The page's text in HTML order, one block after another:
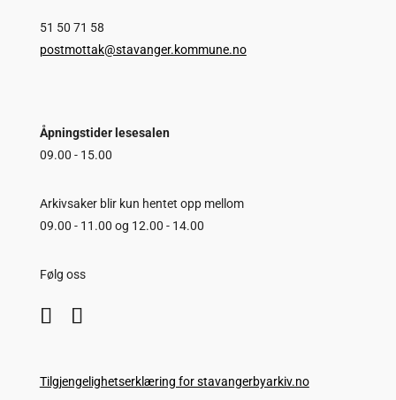
51 50 71 58
postmottak@stavanger.kommune.no
Åpningstider lesesalen
09.00 - 15.00
Arkivsaker blir kun hentet opp mellom
09.00 - 11.00 og 12.00 - 14.00
Følg oss
Tilgjengelighetserklæring for stavangerbyarkiv.no